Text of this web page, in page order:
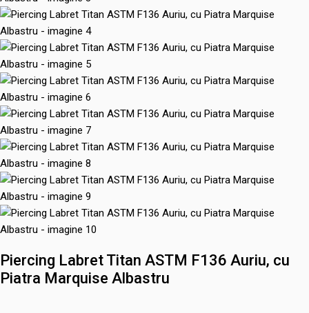
Piercing Labret Titan ASTM F136 Auriu, cu
Piatra Marquise Albastru